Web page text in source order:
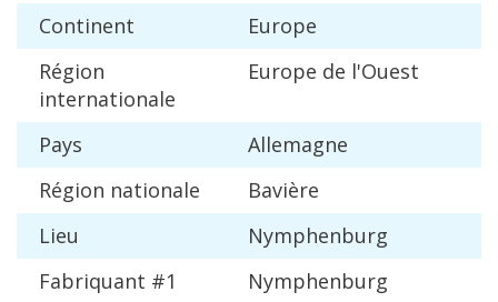
Continent
Europe
Région
internationale
Europe de l'Ouest
Pays
Allemagne
Région nationale Bavière
Lieu
Nymphenburg
Fabriquant #1
Nymphenburg